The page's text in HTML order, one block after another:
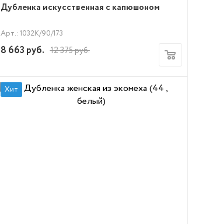
Дубленка искусственная с капюшоном
Арт.: 1032К/90/173
8 663 руб. 12 375руб.
Хит